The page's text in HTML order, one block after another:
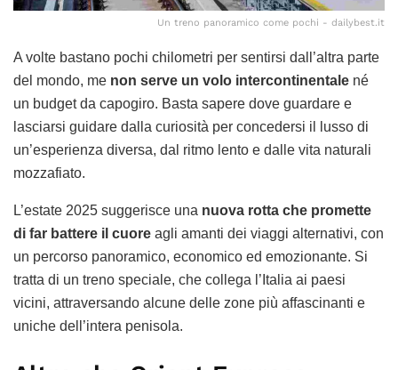
Un treno panoramico come pochi - dailybest.it
A volte bastano pochi chilometri per sentirsi dall’altra parte
del mondo, me non serve un volo intercontinentale né
un budget da capogiro. Basta sapere dove guardare e
lasciarsi guidare dalla curiosità per concedersi il lusso di
un’esperienza diversa, dal ritmo lento e dalle vita naturali
mozzafiato.
L’estate 2025 suggerisce una nuova rotta che promette
di far battere il cuore agli amanti dei viaggi alternativi, con
un percorso panoramico, economico ed emozionante. Si
tratta di un treno speciale, che collega l’Italia ai paesi
vicini, attraversando alcune delle zone più affascinanti e
uniche dell’intera penisola.